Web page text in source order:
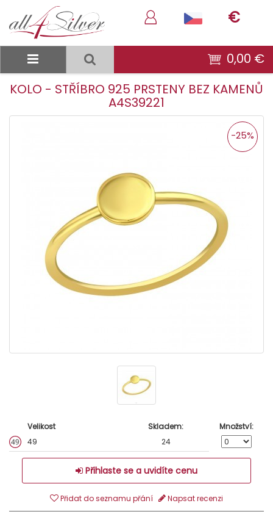
€
0,00 €
KOLO - STŘÍBRO 925 PRSTENY BEZ KAMENŮ
A4S39221
-25%
Velikost Skladem:
Množství:
49
24
Přihlaste se a uvidíte cenu
Přidat do seznamu přání Napsat recenzi